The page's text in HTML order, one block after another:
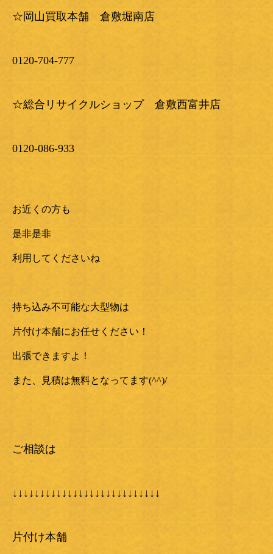
☆岡山買取本舗 倉敷堀南店
0120-704-777
☆総合リサイクルショップ 倉敷西富井店
0120-086-933
お近くの方も
是非是非
利用してくださいね
持ち込み不可能な大型物は
片付け本舗にお任せください！
出張できますよ！
また、見積は無料となってます(^^)/
ご相談は
↓↓↓↓↓↓↓↓↓↓↓↓↓↓↓↓↓↓↓↓↓↓↓↓↓↓↓
片付け本舗